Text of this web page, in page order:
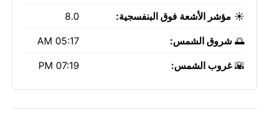
☀️ مؤشر الأشعة فوق البنفسجية: 8.0
🌅 شروق الشمس: 05:17 AM
🌇غروب الشمس: 07:19 PM